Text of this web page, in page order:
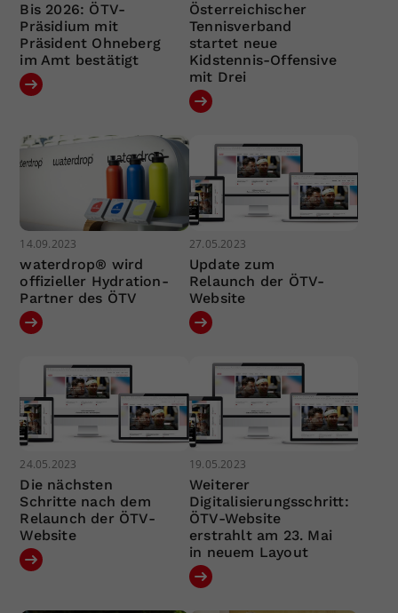
Bis 2026: ÖTV-
Präsidium mit
Präsident Ohneberg
im Amt bestätigt
Österreichischer
Tennisverband
startet neue
Kidstennis-Offensive
mit Drei
14.09.2023
waterdrop® wird
offizieller Hydration-
Partner des ÖTV
27.05.2023
Update zum
Relaunch der ÖTV-
Website
24.05.2023
Die nächsten
Schritte nach dem
Relaunch der ÖTV-
Website
19.05.2023
Weiterer
Digitalisierungsschritt:
ÖTV-Website
erstrahlt am 23. Mai
in neuem Layout